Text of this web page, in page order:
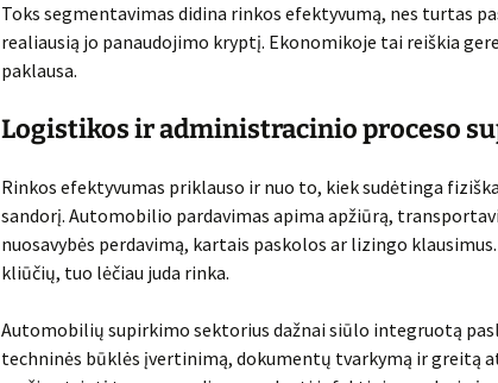
Toks segmentavimas didina rinkos efektyvumą, nes turtas
realiausią jo panaudojimo kryptį. Ekonomikoje tai reiškia
paklausa.
Logistikos ir administracinio proceso
Rinkos efektyvumas priklauso ir nuo to, kiek sudėtinga
sandorį. Automobilio pardavimas apima apžiūrą,
nuosavybės perdavimą, kartais paskolos ar lizingo
kliūčių, tuo lėčiau juda rinka.
Automobilių supirkimo sektorius dažnai siūlo integruotą
techninės būklės įvertinimą, dokumentų tvarkymą ir greitą